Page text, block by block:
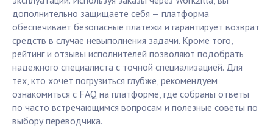
дополнительно защищаете себя — платформа
обеспечивает безопасные платежи и гарантирует возврат
средств в случае невыполнения задачи. Кроме того,
рейтинг и отзывы исполнителей позволяют подобрать
надежного специалиста с точной специализацией. Для
тех, кто хочет погрузиться глубже, рекомендуем
ознакомиться с FAQ на платформе, где собраны ответы
по часто встречающимся вопросам и полезные советы по
выбору переводчика.